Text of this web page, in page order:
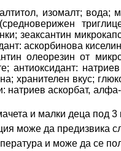
изомалт; вода;
зеаксантин
аскорбинова
олеорезин от
антиоксидант:
хранителен вкус;
натриев аскорбат,
и малки деца под
може да предизвика
и може да се